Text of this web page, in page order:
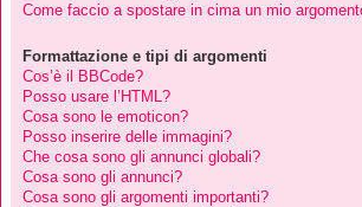
Come faccio a spostare in cima un mio
Formattazione e tipi di argomenti
Cos’è il BBCode?
Posso usare l’HTML?
Cosa sono le emoticon?
Posso inserire delle immagini?
Che cosa sono gli annunci globali?
Cosa sono gli annunci?
Cosa sono gli argomenti importanti?